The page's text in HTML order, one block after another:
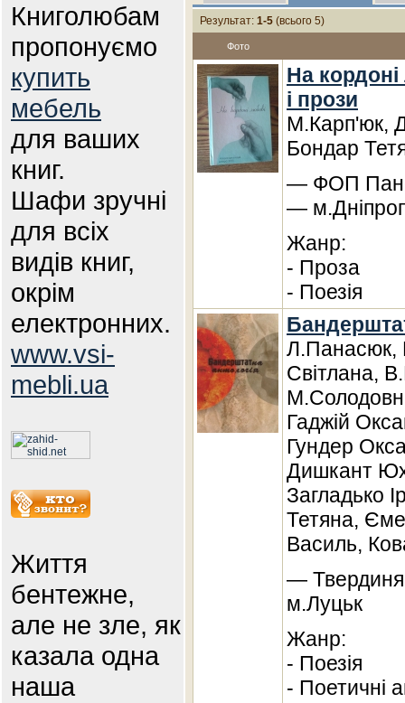
Книголюбам
пропонуємо
купить
мебель
для ваших
книг.
Шафи зручні
для всіх
видів книг,
окрім
електронних.
www.vsi-
mebli.ua
Життя
бентежне,
але не зле, як
казала одна
наша
Результат: 1-5 (всього 5)
Фото
На кордоні
і прози
М.Карп'юк,
Бондар
— ФОП
—
Жанр:
- Проза
- Поезія
Л.Панасюк,
Світлана,
Гаджій
Гундер
Дишкант
Загладько
Тетяна,
Василь,
—
м.Луцьк
Жанр:
- Поезія
- Поетичні